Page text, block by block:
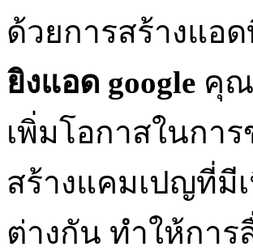
ด้วยการสร้างแอ
ยิงแอด google คุณ
เพิ่มโอกาสในกา
สร้างแคมเปญที่มี
ต่างกัน ทำให้กา